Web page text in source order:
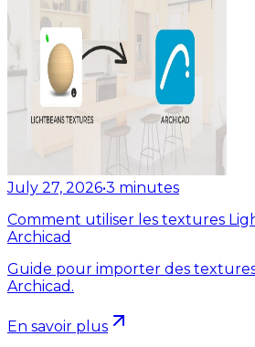
July 27, 2026•3 minutes
Comment utiliser les textures
Archicad
Guide pour importer des
Archicad.
En savoir plus